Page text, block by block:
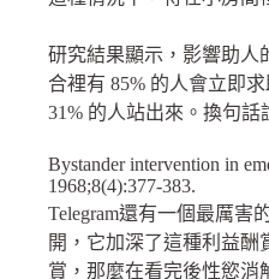
研究結果顯示，影響助人
合裡有 85% 的人會立即
31% 的人站出來。換句話
Bystander intervention in
1968;8(4):377-383.
Telegram還有一個最厲害
開，它加深了這種利益
賞，那麼在看完後性慾消